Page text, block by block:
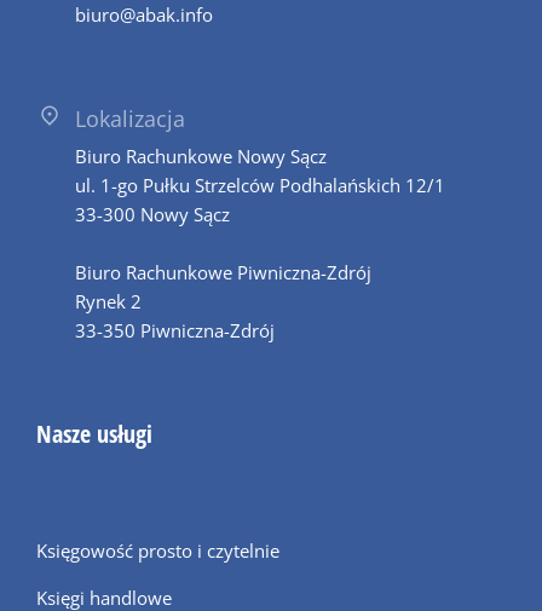
biuro@abak.info
Lokalizacja
Biuro Rachunkowe Nowy Sącz
ul. 1-go Pułku Strzelców Podhalańskich 12/1
33-300 Nowy Sącz
Biuro Rachunkowe Piwniczna-Zdrój
Rynek 2
33-350 Piwniczna-Zdrój
Nasze usługi
Księgowość prosto i czytelnie
Księgi handlowe